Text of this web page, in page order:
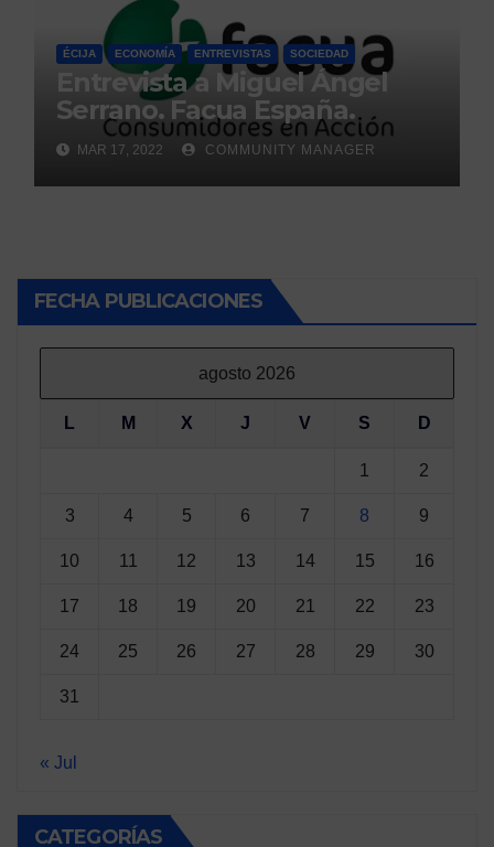
ÉCIJA ECONOMÍA ENTREVISTAS SOCIEDAD
Entrevista a Miguel Ángel
Serrano. Facua España.
MAR 17, 2022 COMMUNITY MANAGER
FECHA PUBLICACIONES
agosto 2026
L M X J V S D
1 2
3 4 5 6 7 8 9
10 11 12 13 14 15 16
17 18 19 20 21 22 23
24 25 26 27 28 29 30
31
« Jul
CATEGORÍAS